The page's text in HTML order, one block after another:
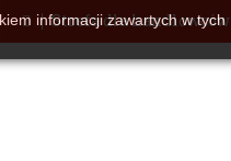
Strefa dla handlowców
informacji zawartych w tych